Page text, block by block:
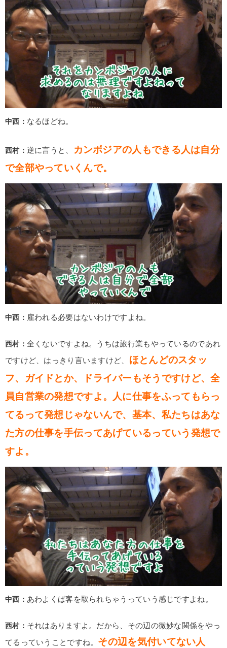
中西： なるほどね。
西村： 逆に言うと、
カンボジアの人もできる人は自分
で全部やっていくんで。
中西： 雇われる必要はないわけですよね。
西村： 全くないですよね。うちは旅行業もやっているのであれ
ですけど、はっきり言いますけど、 ほとんどのスタッ
フ、ガイドとか、ドライバーもそうですけど、全
員自営業の発想ですよ。人に仕事をふってもらっ
てるって発想じゃないんで、基本、私たちはあな
た方の仕事を手伝ってあげているっていう発想で
すよ。
中西： あわよくば客を取られちゃうっていう感じですよね。
西村： それはありますよ。だから、その辺の微妙な関係をやっ
てるっていうことですね。 その辺を気付いてない人